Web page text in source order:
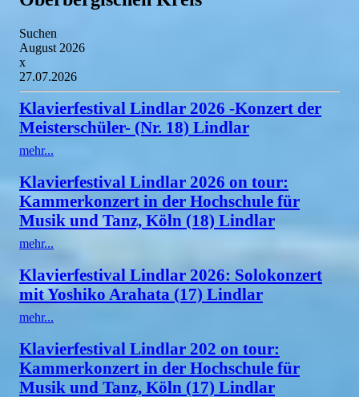
Suchen
August 2026
x
27.07.2026
Klavierfestival Lindlar 2026 -Konzert der
Meisterschüler- (Nr. 18) Lindlar
mehr...
Klavierfestival Lindlar 2026 on tour:
Kammerkonzert in der Hochschule für
Musik und Tanz, Köln (18) Lindlar
mehr...
Klavierfestival Lindlar 2026: Solokonzert
mit Yoshiko Arahata (17) Lindlar
mehr...
Klavierfestival Lindlar 202 on tour:
Kammerkonzert in der Hochschule für
Musik und Tanz, Köln (17) Lindlar